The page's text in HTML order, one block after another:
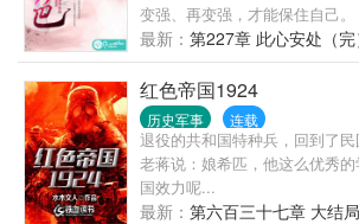
弱骄纵，青春烂漫。领我的功
兵马，欺我的情！重来一世，
件夺回来。召天下，红颜封侯，
深似海，这不，一开始就遇到了
个“兵...
变强、再变强，才能保住自己
身罗刹手染鲜血， 善如何恶如
求饶，> 绝色嫡女，水为骨、
里，风起云涌； 至于这龙床上
春水，干卿何事。
最新： 第227章 此心安处（完
红色帝国1924
历史军事 连载
退役的共和国特种兵，回到了民
老蒋说：娘希匹，他这么优秀
国效力呢...
最新： 第六百三十七章 大结局